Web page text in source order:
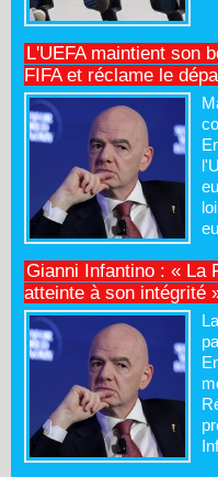
L'UEFA maintient son
FIFA et réclame le
Gianni Infantino : « La
atteinte à son intégrité